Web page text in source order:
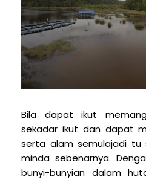
Bila dapat ikut
sekadar ikut dan dapat
serta alam semulajadi
minda sebenarnya.
bunyi-bunyian dalam